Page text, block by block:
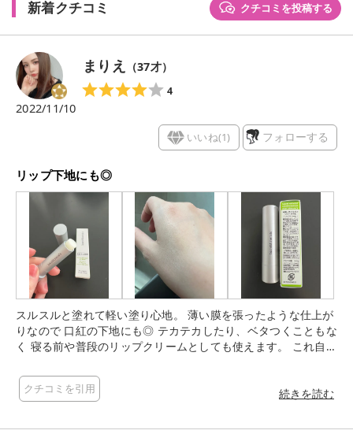
新着クチコミ クチコミを投稿する
まりえ （37才）
4
2022/11/10
いいね(1) フォローする
リップ下地にも◎
スルスルと塗れて軽い塗り心地。 薄い膜を張ったような仕上が
りなので 口紅の下地にも◎ テカテカしたり、ベタつくこともな
く 寝る前や普段のリップクリームとしても使えます。 これ自体
くような感じで、荒れにくく、ハリが出ます。 フィトレチノと
いうレチノールのような効果を得られる成分がキー成分ですが
えます◎ 香りはレモングラスですが、レモンの雨のような香り
クチコミを引用 続きを読む